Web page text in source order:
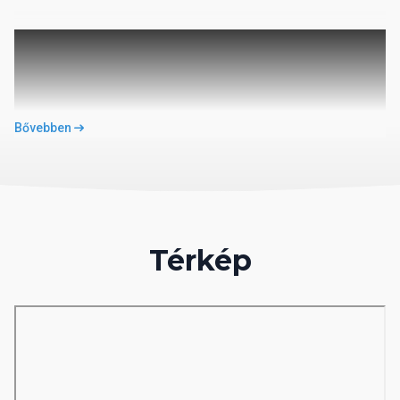
Bővebben
Térkép